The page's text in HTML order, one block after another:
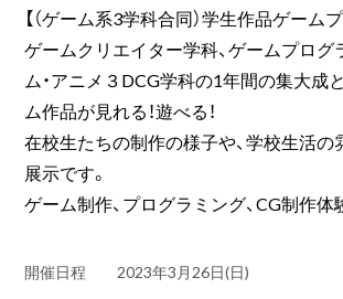
【（ゲーム系3学科合同）学生作品ゲームプ
ゲームクリエイター学科、ゲームプログ
ム・アニメ３DCG学科の1年間の集大成
ム作品が見れる！遊べる！
在校生たちの制作の様子や、学校生活の
展示です。
ゲーム制作、プログラミング、CG制作体
開催日程
2023年3月26日(日)